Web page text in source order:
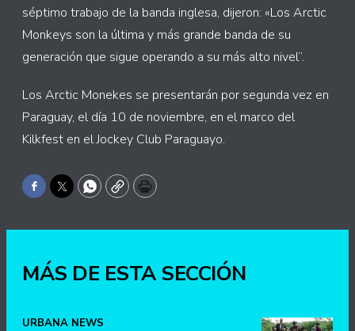
séptimo trabajo de la banda inglesa, dijeron: «Los Arctic
Monkeys son la última y más grande banda de su
generación que sigue operando a su más alto nivel”.
Los Arctic Monekes se presentarán por segunda vez en
Paraguay, el día 10 de noviembre, en el marco del
Kilkfest en el Jockey Club Paraguayo.
Facebook
TwitterWhatsApp
CopyPrint
MÁS DE ESTA SECCIÓN
URBANA NEWS